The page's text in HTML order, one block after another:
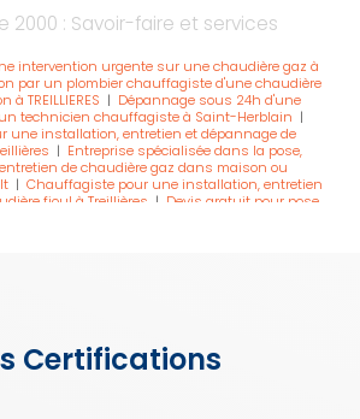
2000 : Savoir-faire et services
intervention urgente sur une chaudière gaz à
par un plombier chauffagiste d'une chaudière
TREILLIERES | Dépannage sous 24h d'une
technicien chauffagiste à Saint-Herblain |
une installation, entretien et dépannage de
| Entreprise spécialisée dans la pose,
de chaudière gaz dans maison ou
| Chauffagiste pour une installation, entretien
fioul à Treillières | Devis gratuit pour pose,
Certifications